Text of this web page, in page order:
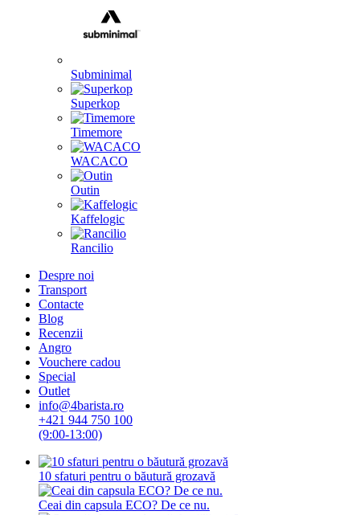
Subminimal
Superkop
Timemore
WACACO
Outin
Kaffelogic
Rancilio
Despre noi
Transport
Contacte
Blog
Recenzii
Angro
Vouchere cadou
Special
Outlet
info@4barista.ro
+421 944 750 100
(9:00-13:00)
10 sfaturi pentru o băutură grozavă
Ceai din capsula ECO? De ce nu.